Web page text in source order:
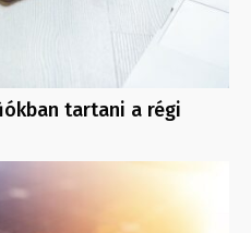
tartani a régi